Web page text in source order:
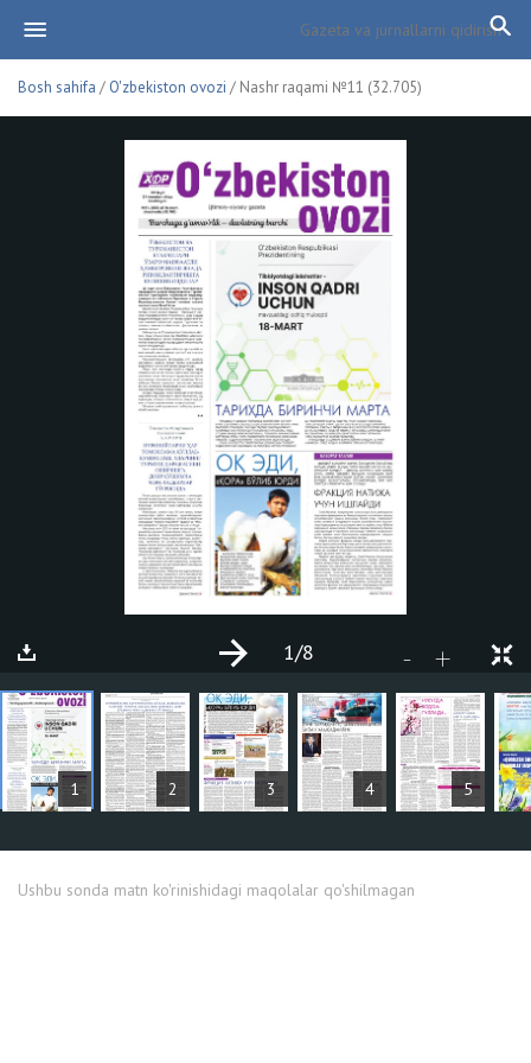
Bosh sahifa / O'zbekiston ovozi / Nashr raqami №11 (32.705)
1 2 3 4 5
- +
1/8
MAQOLALAR
Ushbu sonda matn ko'rinishidagi maqolalar qo'shilmagan